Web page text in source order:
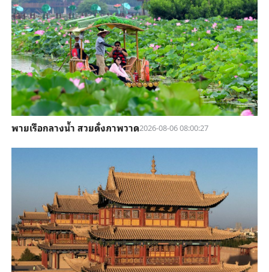
พายเรือกลางน้ำ สวยดั่งภาพวาด2026-08-06 08:00:27